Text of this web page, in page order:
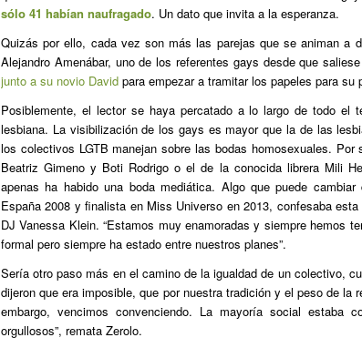
sólo 41 habían naufragado. Un dato que invita a la esperanza.
Quizás por ello, cada vez son más las parejas que se animan a
Alejandro Amenábar, uno de los referentes gays desde que
junto a su novio David para empezar a tramitar los papeles para su
Posiblemente, el lector se haya percatado a lo largo de todo el
lesbiana. La visibilización de los gays es mayor que la de las
los colectivos LGTB manejan sobre las bodas homosexuales.
Beatriz Gimeno y Boti Rodrigo o el de la conocida librera Mili
apenas ha habido una boda mediática. Algo que puede
España 2008 y finalista en Miss Universo en 2013, confesaba
DJ Vanessa Klein. “Estamos muy enamoradas y siempre hemos
formal pero siempre ha estado entre nuestros planes”.
Sería otro paso más en el camino de la igualdad de un colectivo,
dijeron que era imposible, que por nuestra tradición y el peso de
embargo, vencimos convenciendo. La mayoría social estaba
orgullosos”, remata Zerolo.